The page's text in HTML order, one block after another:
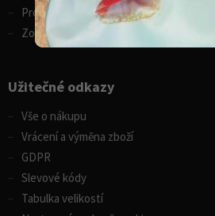
Proč si koupit backcountry běžky
Zobrazit vše
Užitečné odkazy
Vše o nákupu
Vrácení a výměna zboží
GDPR
Slevové kódy
Tabulka velikostí